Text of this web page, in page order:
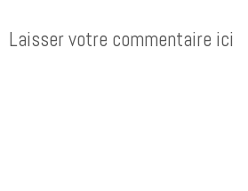
Laisser votre commentaire ici